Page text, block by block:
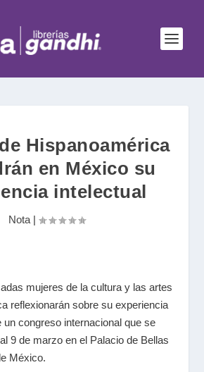
Hispanoamérica
en México su
intelectual
Nota|
mujeres de la cultura y las artes
reflexionarán sobre su experiencia
un congreso internacional que se
9 de marzo en el Palacio de Bellas
México.